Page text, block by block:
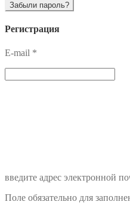
Забыли пароль?
Регистрация
E-mail *
введите адрес электронной
Поле обязательно для